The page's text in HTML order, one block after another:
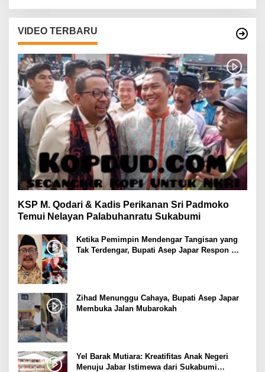
VIDEO TERBARU
KSP M. Qodari & Kadis Perikanan Sri Padmoko
Temui Nelayan Palabuhanratu Sukabumi
Ketika Pemimpin Mendengar Tangisan yang
Tak Terdengar, Bupati Asep Japar Respon
Zihad Menunggu Cahaya, Bupati Asep Japar
Membuka Jalan Mubarokah
Yel Barak Mutiara: Kreatifitas Anak Negeri
Menuju Jabar Istimewa dari Sukabumi